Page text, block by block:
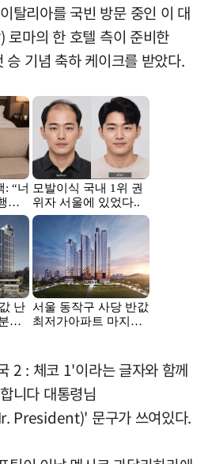
탈리아를 국빈 방문 중인 이 대
로마의 한 호텔 측이 준비한
기념 축하 케이크를 받았다.
2 : 체코 1'이라는 글자와 함께
니다 대통령님
President)' 문구가 쓰여있다.